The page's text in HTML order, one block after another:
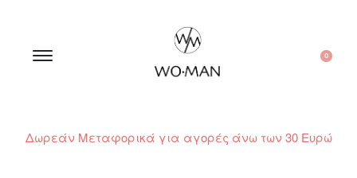
0
Δωρεάν Μεταφορικά για αγορές άνω των 30 Ευρώ